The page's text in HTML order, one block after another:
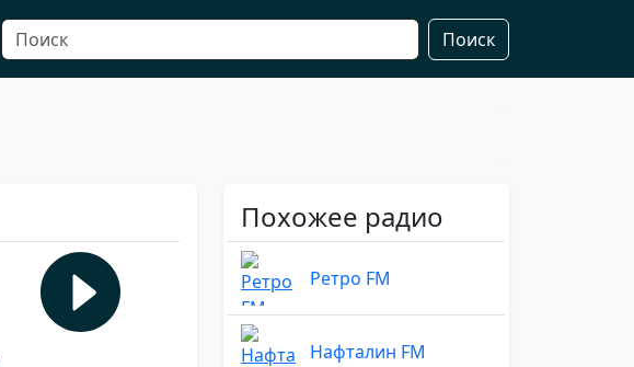
Поиск
Похожее радио
Ретро FM
Нафталин FM